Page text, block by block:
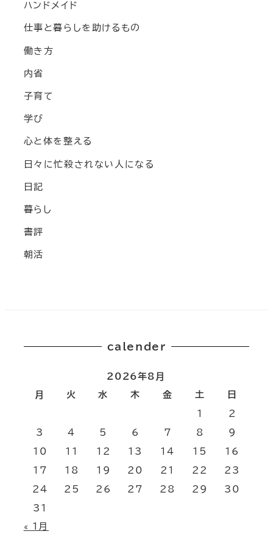
ハンドメイド
仕事と暮らしを助けるもの
働き方
内省
子育て
学び
心と体を整える
日々に忙殺されない人になる
日記
暮らし
書評
朝活
calender
2026年8月
月
火 水 木 金 土 日
1 2
3 4 5 6 7 8 9
10 11 12 13 14 15 16
17 18 19 20 21 22 23
24 25 26 27 28 29 30
31
« 1月